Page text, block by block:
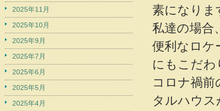
素になりま
私達の場合
便利なロケ
にもこだわ
コロナ禍
タルハウ
2025年11月
2025年10月
2025年9月
2025年7月
2025年6月
2025年5月
2025年4月